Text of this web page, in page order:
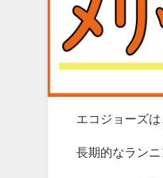
エコジョーズ
長期的なラン